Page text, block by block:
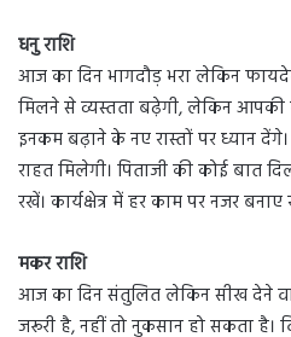
धनु राशि
आज का दिन भागदौड़ भरा लेकिन
मिलने से व्यस्तता बढ़ेगी, लेकिन
इनकम बढ़ाने के नए रास्तों पर ध्यान
राहत मिलेगी। पिताजी की कोई
रखें। कार्यक्षेत्र में हर काम पर नजर
मकर राशि
आज का दिन संतुलित लेकिन सीख देने
जरूरी है, नहीं तो नुकसान हो सकता है।